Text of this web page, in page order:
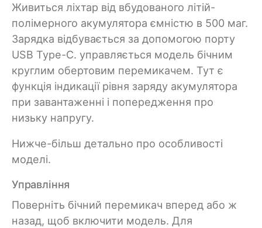
Живиться ліхтар від вбудованого літій-
полімерного акумулятора ємністю в 500 маг.
Зарядка відбувається за допомогою порту
USB Type-C. управляється модель бічним
круглим обертовим перемикачем. Тут є
функція індикації рівня заряду акумулятора
при завантаженні і попередження про
низьку напругу.
Нижче-більш детально про особливості
моделі.
Управління
Поверніть бічний перемикач вперед або ж
назад, щоб включити модель. Для